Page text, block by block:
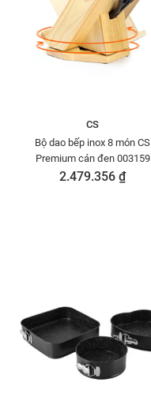
CS
Bộ dao bếp inox 8 món CS
Premium cán đen 003159
2.479.356 ₫